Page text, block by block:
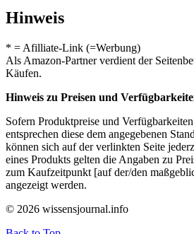
Hinweis
* = Afilliate-Link (=Werbung)
Als Amazon-Partner verdient der
Käufen.
Hinweis zu Preisen und
Sofern Produktpreise und
entsprechen diese dem angegebenen
können sich auf der verlinkten Seite
eines Produkts gelten die Angaben zu
zum Kaufzeitpunkt [auf der/den
angezeigt werden.
© 2026 wissensjournal.info